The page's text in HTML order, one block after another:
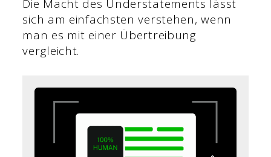
Die Macht des Understatements lässt
sich am einfachsten verstehen, wenn
man es mit einer Übertreibung
vergleicht.